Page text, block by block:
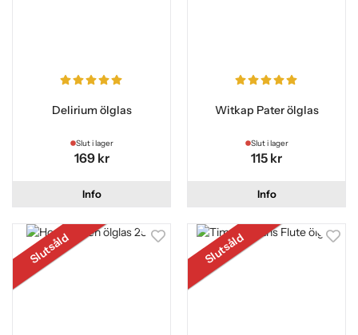
Delirium ölglas
Slut i lager
169 kr
Info
Witkap Pater ölglas
Slut i lager
115 kr
Info
Slutsåld Slutsåld